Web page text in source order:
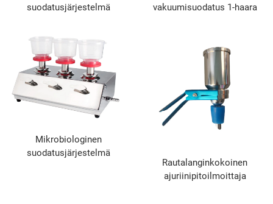
suodatusjärjestelmä
vakuumisuodatus 1-haara
Mikrobiologinen
suodatusjärjestelmä
Rautalanginkokoinen
ajuriinipitoilmoittaja